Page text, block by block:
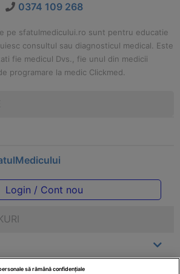
0374 109 268
pe sfatulmedicului.ro sunt pentru educatie
consultul sau diagnosticul medical. Este
fie medicul Dvs., fie unul din medicii
programare la medic Clickmed.
Login / Cont nou
să rămână confidențiale